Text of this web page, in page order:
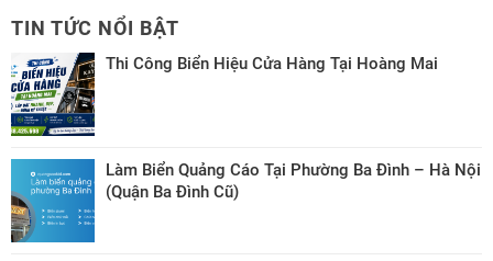
TIN TỨC NỔI BẬT
Thi Công Biển Hiệu Cửa Hàng Tại Hoàng Mai
Làm Biển Quảng Cáo Tại Phường Ba Đình – Hà Nội
(Quận Ba Đình Cũ)